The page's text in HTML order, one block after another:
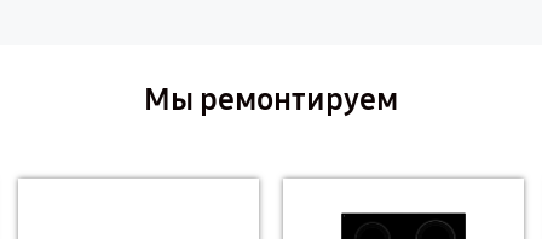
Мы ремонтируем